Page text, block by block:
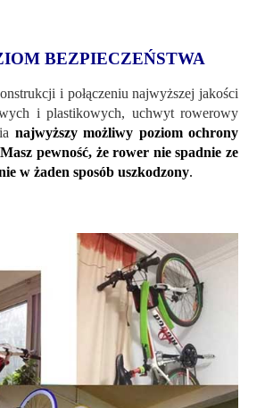
BEZPIECZEŃSTWA
i połączeniu najwyższej jakości
i plastikowych, uchwyt rowerowy
najwyższy możliwy poziom ochrony
pewność, że rower nie spadnie ze
w żaden sposób uszkodzony.